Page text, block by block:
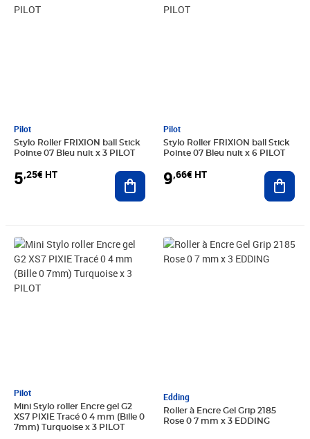
Pilot
Stylo Roller FRIXION ball Stick
Pointe 07 Bleu nuit x 3 PILOT
5,25€ HT Ajouter au panier
Pilot
Stylo Roller FRIXION ball Stick
Pointe 07 Bleu nuit x 6 PILOT
9,66€ HT
Pilot
Mini Stylo roller Encre gel G2
XS7 PIXIE Tracé 0 4 mm (Bille 0
7mm) Turquoise x 3 PILOT
Prix 6,51€ HT
Edding
Roller à Encre Gel Grip 2185
Rose 0 7 mm x 3 EDDING
Prix 4,51€ HT